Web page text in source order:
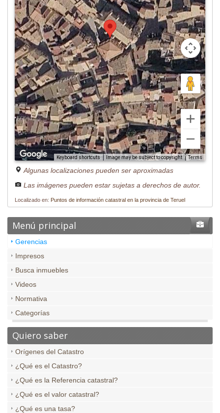
Keyboard shortcuts Image may be subject to copyright Terms
Algunas localizaciones pueden ser aproximadas
Las imágenes pueden estar sujetas a derechos de autor.
Localizado en: Puntos de información catastral en la provincia de Teruel
Menú principal
Gerencias
Impresos
Busca inmuebles
Videos
Normativa
Categorías
Quiero saber
Orígenes del Catastro
¿Qué es el Catastro?
¿Qué es la Referencia catastral?
¿Qué es el valor catastral?
¿Qué es una tasa?